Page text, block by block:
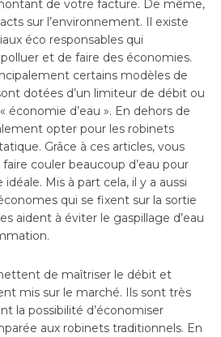
de votre facture. De même,
sur l’environnement. Il existe
éco responsables qui
et de faire des économies.
certains modèles de
dotées d’un limiteur de débit ou
d’eau ». En dehors de
opter pour les robinets
Grâce à ces articles, vous
faire couler beaucoup d’eau pour
Mis à part cela, il y a aussi
qui se fixent sur la sortie
aident à éviter le gaspillage d’eau
de maîtriser le débit et
mis sur le marché. Ils sont très
la possibilité d’économiser
aux robinets traditionnels. En